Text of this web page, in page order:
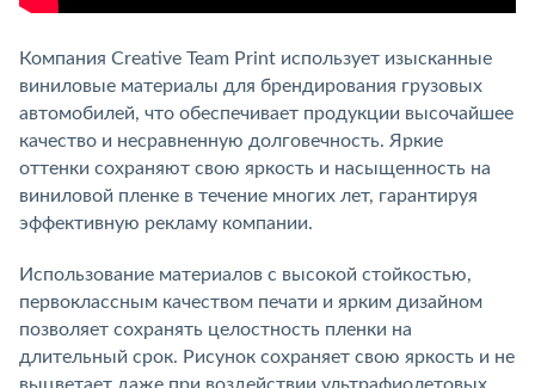
Компания Creative Team Print использует изысканные
виниловые материалы для брендирования грузовых
автомобилей, что обеспечивает продукции высочайшее
качество и несравненную долговечность. Яркие
оттенки сохраняют свою яркость и насыщенность на
виниловой пленке в течение многих лет, гарантируя
эффективную рекламу компании.
Использование материалов с высокой стойкостью,
первоклассным качеством печати и ярким дизайном
позволяет сохранять целостность пленки на
длительный срок. Рисунок сохраняет свою яркость и не
выцветает даже при воздействии ультрафиолетовых